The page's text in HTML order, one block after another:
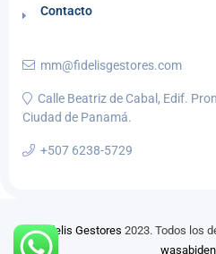
Contacto
mm@fidelisgestores.com
Calle Beatriz de Cabal, Edif.
Ciudad de Panamá.
+507 6238-5729
©Fidelis Gestores 2023. Todos los